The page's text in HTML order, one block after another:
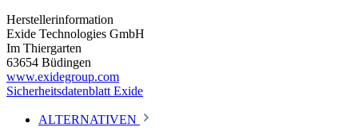
Herstellerinformation
Exide Technologies GmbH
Im Thiergarten
63654 Büdingen
www.exidegroup.com
Sicherheitsdatenblatt Exide
ALTERNATIVEN